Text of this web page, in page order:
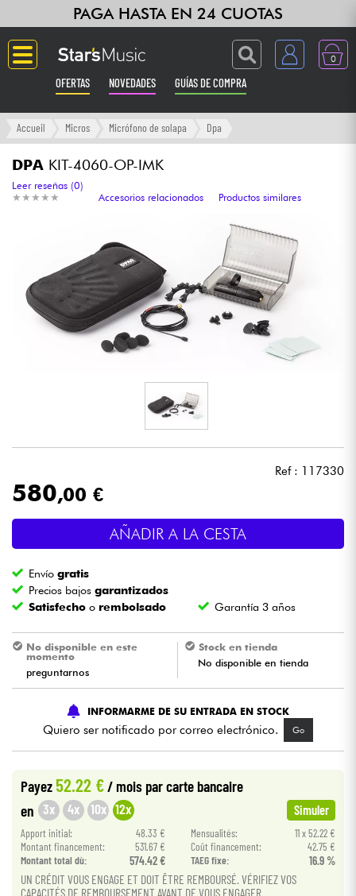
PAGA HASTA EN 24 CUOTAS
0
OFERTAS NOVEDADES GUÍAS DE COMPRA
Langue
Guitarras & Bajos
Ampli & Efectos
Sintetizadores & samplers
Grabación
Sistemas de Sonido
Batería y percusión
Violines y cuarteto
Niños
Cables & Acces.
HiFi
Bundle
Ver nuestras marcas
Accueil Micros Micrófono de solapa Dpa
DPA KIT-4060-OP-IMK
★ ★ ★ ★ ★
★ ★ ★ ★ ★
Leer reseñas (0)
Accesorios relacionados
Productos similares
Ref : 117330
580,00 €
AÑADIR A LA CESTA
Envíogratis
Precios bajosgarantizados
Satisfecho o rembolsado Garantía 3 años
No disponible en este
momento
preguntarnos
Stock en tienda
No disponible en tienda
INFORMARME DE SU ENTRADA EN STOCK
Quiero ser notificado por correo electrónico. Go
Payez52.22 €/ mois par carte bancaire
en 3x 4x 10x 12x Simuler
Apport initial: 48.33 € Mensualités:
11 x 52.22 €
Montant financement:
531.67 € Coût financement:
42.75 €
Montant total dù:
574.42 € TAEG fixe: 16.9 %
UN CRÉDIT VOUS ENGAGE ET DOIT ÊTRE REMBOURSÉ. VÉRIFIEZ VOS
CAPACITÉS DE REMBOURSEMENT AVANT DE VOUS ENGAGER.